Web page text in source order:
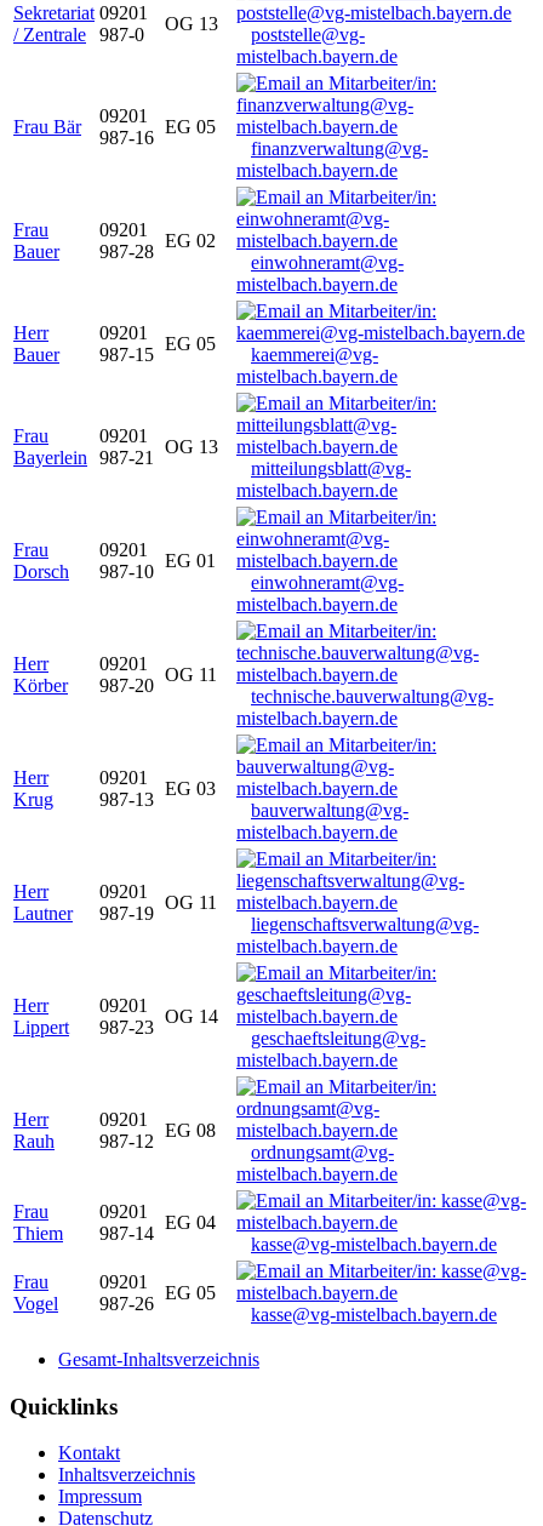
Sekretariat
/ Zentrale
09201
987-0
OG 13
poststelle@vg-
mistelbach.bayern.de
Frau Bär
09201
987-16
EG 05
finanzverwaltung@vg-
mistelbach.bayern.de
Frau
Bauer
09201
987-28
EG 02
einwohneramt@vg-
mistelbach.bayern.de
Herr
Bauer
09201
987-15
EG 05
kaemmerei@vg-
mistelbach.bayern.de
Frau
Bayerlein
09201
987-21
OG 13
mitteilungsblatt@vg-
mistelbach.bayern.de
Frau
Dorsch
09201
987-10
EG 01
einwohneramt@vg-
mistelbach.bayern.de
Herr
Körber
09201
987-20
OG 11
technische.bauverwaltung@vg-
mistelbach.bayern.de
Herr
Krug
09201
987-13
EG 03
bauverwaltung@vg-
mistelbach.bayern.de
Herr
Lautner
09201
987-19
OG 11
liegenschaftsverwaltung@vg-
mistelbach.bayern.de
Herr
Lippert
09201
987-23
OG 14
geschaeftsleitung@vg-
mistelbach.bayern.de
Herr
Rauh
09201
987-12
EG 08
ordnungsamt@vg-
mistelbach.bayern.de
Frau
Thiem
09201
987-14
EG 04
kasse@vg-mistelbach.bayern.de
Frau
Vogel
09201
987-26
EG 05
kasse@vg-mistelbach.bayern.de
Gesamt-Inhaltsverzeichnis
Quicklinks
Kontakt
Inhaltsverzeichnis
Impressum
Datenschutz